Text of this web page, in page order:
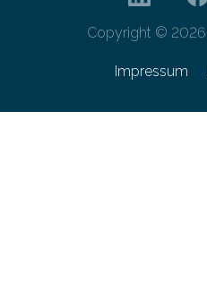
Copyright ©
Impressum